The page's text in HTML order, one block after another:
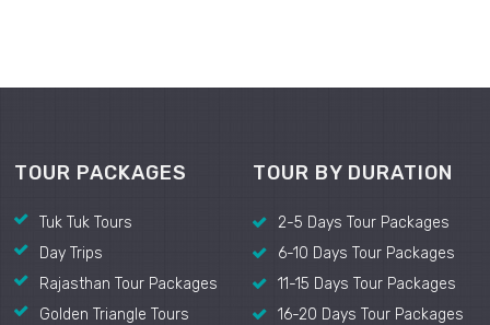
TOUR PACKAGES
Tuk Tuk Tours
Day Trips
Rajasthan Tour Packages
Golden Triangle Tours
TOUR BY DURATION
2-5 Days Tour Packages
6-10 Days Tour Packages
11-15 Days Tour Packages
16-20 Days Tour Packages